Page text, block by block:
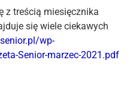
z treścią miesięcznika
się wiele ciekawych
wp-
Senior-marzec-2021.pdf